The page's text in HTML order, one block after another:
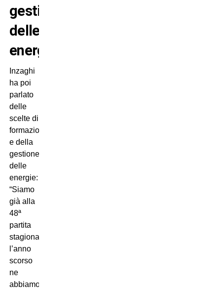
gestione
delle
energie
Inzaghi
ha poi
parlato
delle
scelte di
formazione
e della
gestione
delle
energie:
“Siamo
già alla
48ª
partita
stagionale,
l’anno
scorso
ne
abbiamo